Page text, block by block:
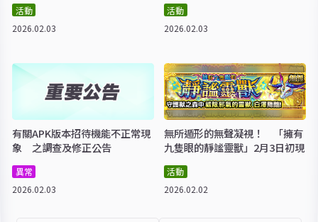
活動
2026.02.03
活動
2026.02.03
有關APK版本招待機能不正常現
象 之調查及修正公告
異常
2026.02.03
無所遁形的無聲凝視！ 「擁有
九隻眼的靜謐靈獸」2月3日初現
活動
2026.02.02